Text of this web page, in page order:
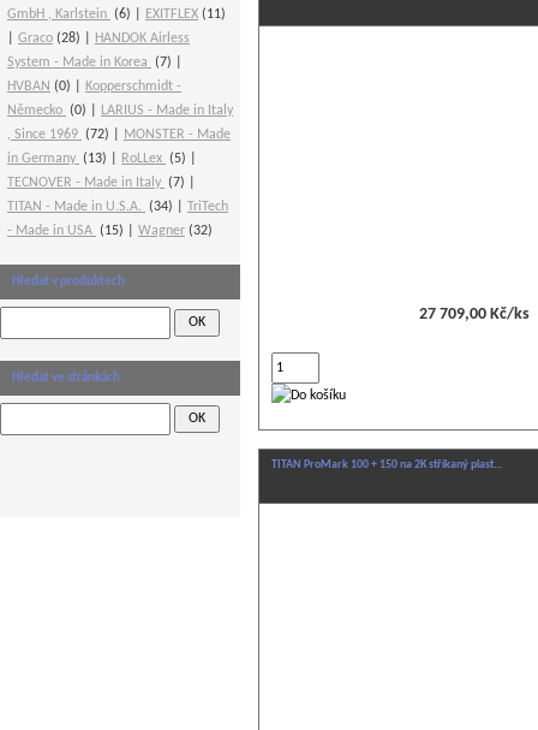
27 709,00 Kč/ks
TITAN ProMark 100 + 150 na 2K stříkaný plast…
GmbH , Karlstein (6) EXITFLEX (11)
Graco (28)
HANDOK Airless
System - Made in Korea
(7)
HVBAN (0)
Kopperschmidt -
Německo (0)
LARIUS - Made in Italy
, Since 1969 (72)
MONSTER - Made
in Germany (13) RoLLex (5)
TECNOVER - Made in Italy (7)
TITAN - Made in U.S.A.
(34)
TriTech
- Made in USA (15) Wagner (32)
Hledat v produktech
Hledat ve stránkách